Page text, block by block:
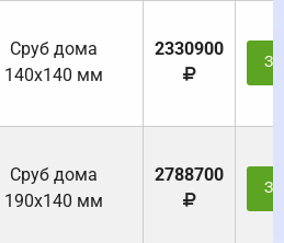
Cруб дома
140х140 мм
2330900
Cруб дома
190х140 мм
2788700